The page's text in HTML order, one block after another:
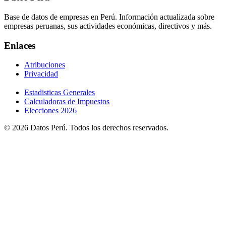
Base de datos de empresas en Perú. Información actualizada sobre
empresas peruanas, sus actividades económicas, directivos y más.
Enlaces
Atribuciones
Privacidad
Estadisticas Generales
Calculadoras de Impuestos
Elecciones 2026
© 2026 Datos Perú. Todos los derechos reservados.